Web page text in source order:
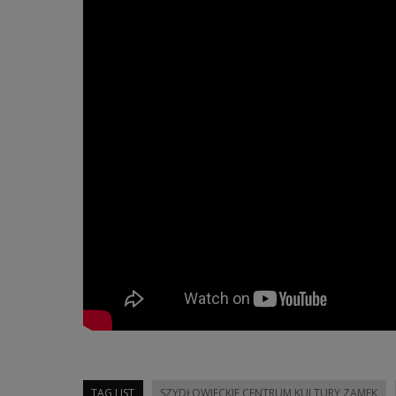
TAG LIST SZYDŁOWIECKIE CENTRUM KULTURY ZAMEK